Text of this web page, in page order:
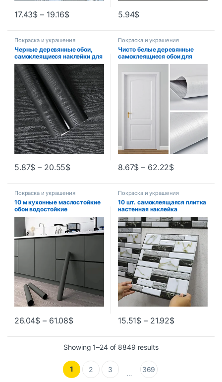
17.43$ – 19.16$ 5.94$
Покраска и украшения
Черные деревянные обои,
самоклеящиеся наклейки для
мебели, меняющие цвет,
наклейки для гардероба,
материалы и
принадлежности для
украшения дома
5.87$ – 20.55$
Покраска и украшения
Чисто белые деревянные
самоклеящиеся обои для
шкафа, водостойкие
для спальни, мебель, ремонт
двери, наклейка на стену
8.67$ – 62.22$
Покраска и украшения
10 м кухонные маслостойкие
обои водостойкие
самоклеящиеся наклейки
ремонт шкафа без
формальдегида устойчивый к
плесени декор стены
26.04$ – 61.08$
Покраска и украшения
10 шт. самоклеящаяся плитка
настенная наклейка
домашний декор 3d наклейки
из ПВХ чехлы для кухонного
шкафа ванная комната
водонепроницаемые обои
15.51$ – 21.92$
Showing 1–24 of 8849 results
1 2 3 … 369